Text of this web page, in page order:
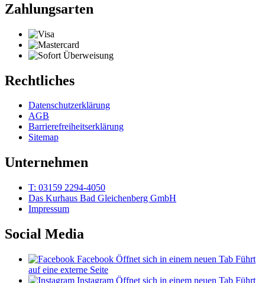
Zahlungsarten
Rechtliches
Datenschutzerklärung
AGB
Barrierefreiheitserklärung
Sitemap
Unternehmen
T: 03159 2294-4050
Das Kurhaus Bad Gleichenberg GmbH
Impressum
Social Media
Facebook Öffnet sich in einem neuen Tab Führt
auf eine externe Seite
Instagram Öffnet sich in einem neuen Tab Führt